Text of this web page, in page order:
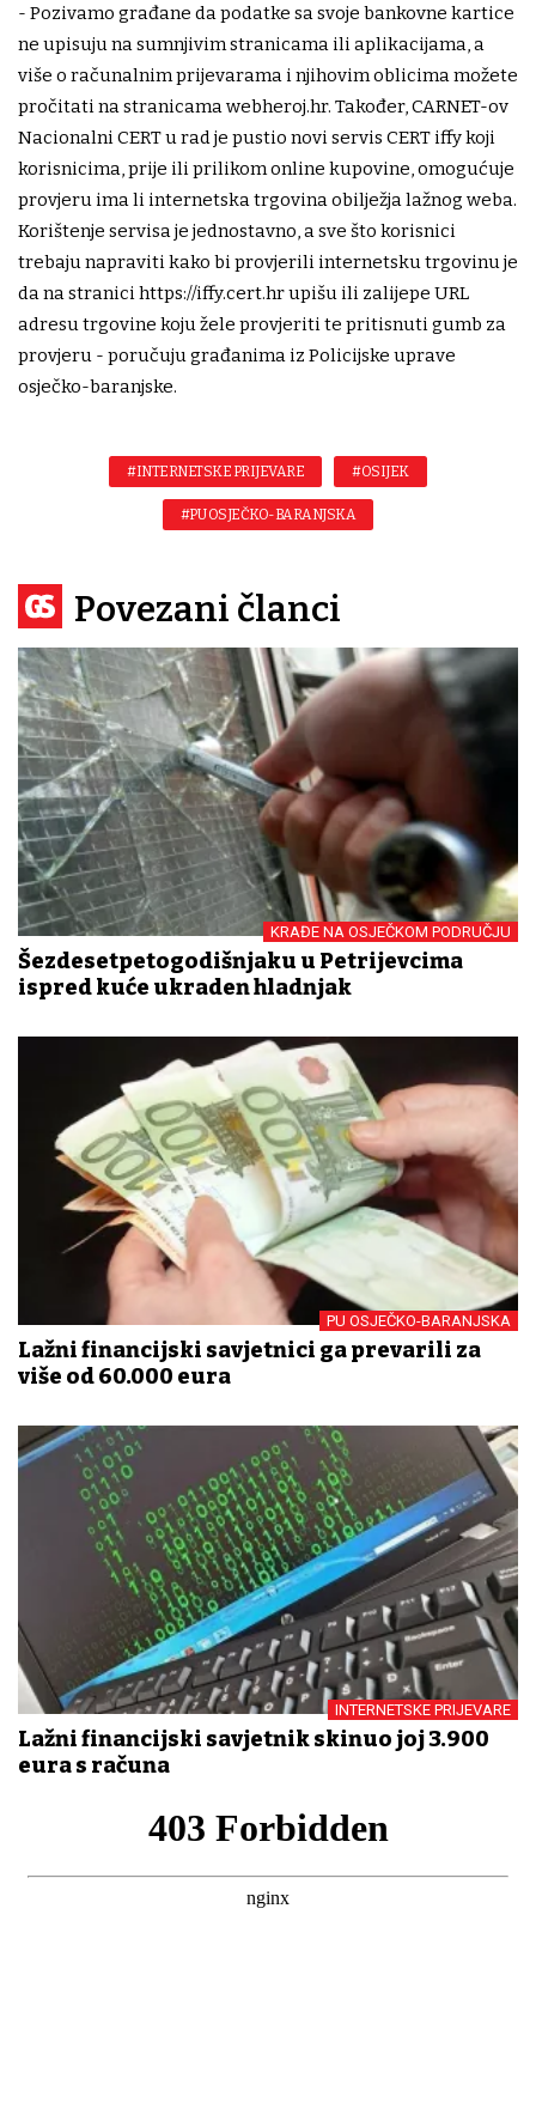
- Pozivamo građane da podatke sa svoje bankovne kartice
ne upisuju na sumnjivim stranicama ili aplikacijama, a
više o računalnim prijevarama i njihovim oblicima možete
pročitati na stranicama webheroj.hr. Također, CARNET-ov
Nacionalni CERT u rad je pustio novi servis CERT iffy koji
korisnicima, prije ili prilikom online kupovine, omogućuje
provjeru ima li internetska trgovina obilježja lažnog weba.
Korištenje servisa je jednostavno, a sve što korisnici
trebaju napraviti kako bi provjerili internetsku trgovinu je
da na stranici https://iffy.cert.hr upišu ili zalijepe URL
adresu trgovine koju žele provjeriti te pritisnuti gumb za
provjeru - poručuju građanima iz Policijske uprave
osječko-baranjske.
#INTERNETSKE PRIJEVARE #OSIJEK
#PU OSJEČKO-BARANJSKA
Povezani članci
KRAĐE NA OSJEČKOM PODRUČJU
Šezdesetpetogodišnjaku u Petrijevcima
ispred kuće ukraden hladnjak
PU OSJEČKO-BARANJSKA
Lažni financijski savjetnici ga prevarili za
više od 60.000 eura
INTERNETSKE PRIJEVARE
Lažni financijski savjetnik skinuo joj 3.900
eura s računa